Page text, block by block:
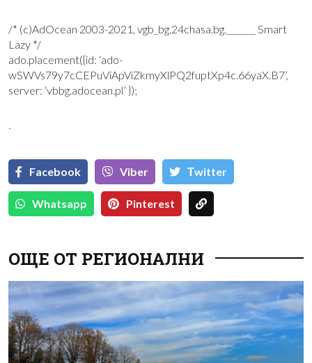
/* (c)AdOcean 2003-2021, vgb_bg.24chasa.bg._______ Smart
Lazy */
ado.placement({id: ‘ado-
wSWVs79y7cCEPuViApViZkmyXlPQ2fuptXp4c.66yaX.B7’,
server: ‘vbbg.adocean.pl’ });
`
Facebook Viber Тwitter
Whatsapp Pinterest
ОЩЕ ОТ РЕГИОНАЛНИ